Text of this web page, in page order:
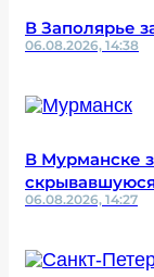
В Заполярье
06.08.2026, 14:38
В Мурманске
06.08.2026, 14:27